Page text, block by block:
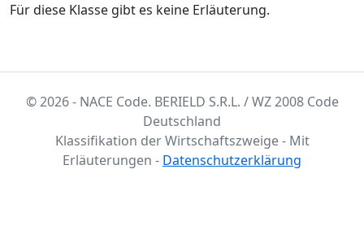
Für diese Klasse gibt es keine Erläuterung.
© 2026 - NACE Code. BERIELD S.R.L. / WZ 2008 Code
Deutschland
Klassifikation der Wirtschaftszweige - Mit
Erläuterungen - Datenschutzerklärung